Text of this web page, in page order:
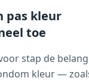
pas kleur
toe
stap de
kleur —